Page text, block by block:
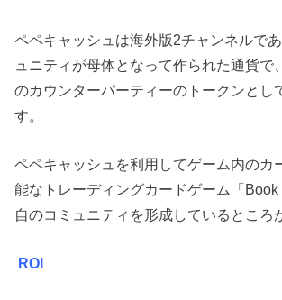
ペペキャッシュは海外版2チャンネルで
ュニティが母体となって作られた通貨で
のカウンターパーティーのトークンとし
す。
ペペキャッシュを利用してゲーム内のカ
能なトレーディングカードゲーム「Book
自のコミュニティを形成しているところ
ROI